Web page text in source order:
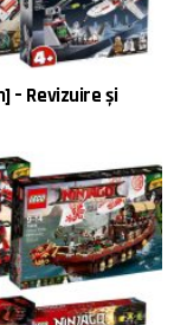
– Revizuire și